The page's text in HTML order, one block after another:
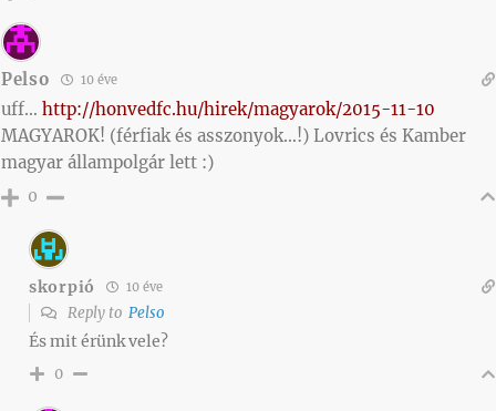
Pelso 10 éve
uff… http://honvedfc.hu/hirek/magyarok/2015-11-10
MAGYAROK! (férfiak és asszonyok…!) Lovrics és Kamber
magyar állampolgár lett :)
0
skorpió 10 éve
Reply to Pelso
És mit érünk vele?
0